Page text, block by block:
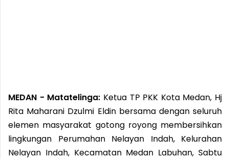
MEDAN - Matatelinga: Ketua TP PKK Kota Medan, Hj
Rita Maharani Dzulmi Eldin bersama dengan seluruh
elemen masyarakat gotong royong membersihkan
lingkungan Perumahan Nelayan Indah, Kelurahan
Nelayan Indah, Kecamatan Medan Labuhan, Sabtu